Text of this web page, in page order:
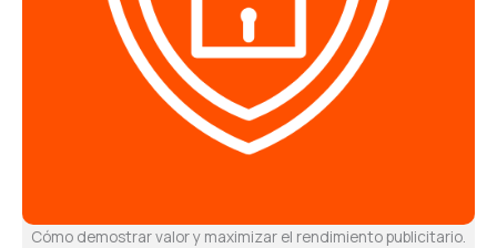
Cómo demostrar valor y maximizar el rendimiento publicitario.